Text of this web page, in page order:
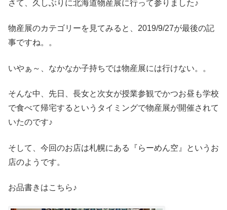
さて、久しぶりに北海道物産展に行って参りました♪
物産展のカテゴリーを見てみると、2019/9/27が最後の記
事ですね。。
いやぁ～、なかなか子持ちでは物産展には行けない。。
そんな中、先日、長女と次女が授業参観でかつお昼も学校
で食べて帰宅するというタイミングで物産展が開催されて
いたのです♪
そして、今回のお店は札幌にある『らーめん空』というお
店のようです。
お品書きはこちら♪